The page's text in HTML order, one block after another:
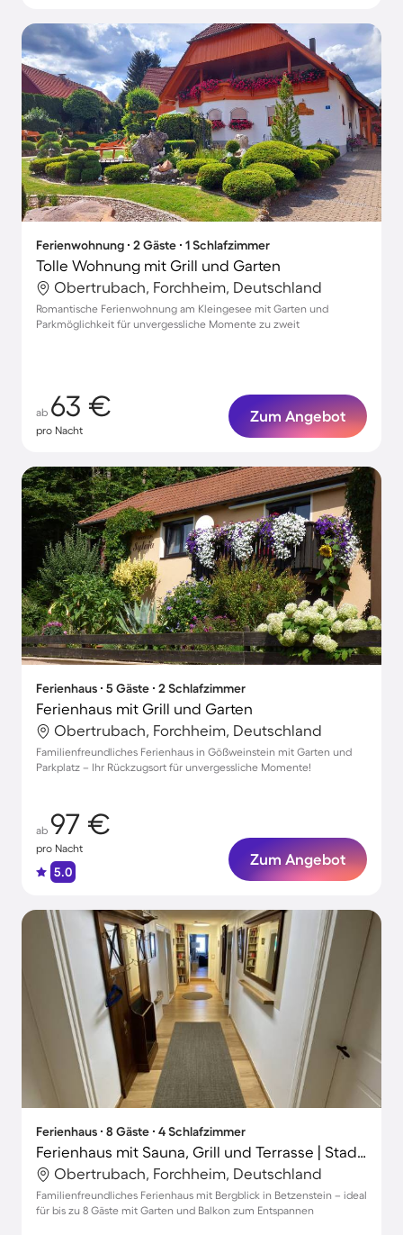
Ferienwohnung ∙ 2 Gäste ∙ 1 Schlafzimmer
Tolle Wohnung mit Grill und Garten
Obertrubach, Forchheim, Deutschland
Romantische Ferienwohnung am Kleingesee mit Garten und
Parkmöglichkeit für unvergessliche Momente zu zweit
ab 63 €
pro Nacht
Zum Angebot
Ferienhaus ∙ 5 Gäste ∙ 2 Schlafzimmer
Ferienhaus mit Grill und Garten
Obertrubach, Forchheim, Deutschland
Familienfreundliches Ferienhaus in Gößweinstein mit Garten und
Parkplatz – Ihr Rückzugsort für unvergessliche Momente!
ab 97 €
pro Nacht
5.0
Zum Angebot
Ferienhaus ∙ 8 Gäste ∙ 4 Schlafzimmer
Ferienhaus mit Sauna, Grill und Terrasse | Stadtblick
Obertrubach, Forchheim, Deutschland
Familienfreundliches Ferienhaus mit Bergblick in Betzenstein – ideal
für bis zu 8 Gäste mit Garten und Balkon zum Entspannen